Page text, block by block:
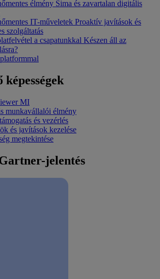
élmény Sima és zavartalan digitális
IT-műveletek Proaktív javítások és
szolgáltatás
a csapatunkkal Készen áll az
képességek
MI
munkavállalói élmény
és vezérlés
és javítások kezelése
megtekintése
jelentés